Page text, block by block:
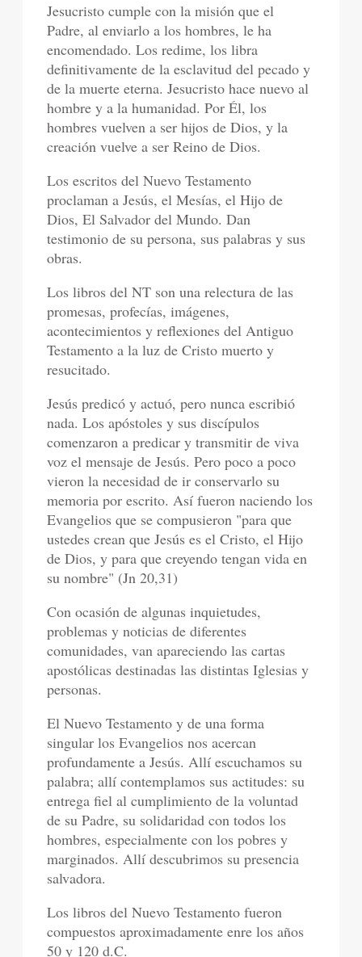
Jesucristo cumple con la misión que el
Padre, al enviarlo a los hombres, le ha
encomendado. Los redime, los libra
definitivamente de la esclavitud del pecado y
de la muerte eterna. Jesucristo hace nuevo al
hombre y a la humanidad. Por Él, los
hombres vuelven a ser hijos de Dios, y la
creación vuelve a ser Reino de Dios.
Los escritos del Nuevo Testamento
proclaman a Jesús, el Mesías, el Hijo de
Dios, El Salvador del Mundo. Dan
testimonio de su persona, sus palabras y sus
obras.
Los libros del NT son una relectura de las
promesas, profecías, imágenes,
acontecimientos y reflexiones del Antiguo
Testamento a la luz de Cristo muerto y
resucitado.
Jesús predicó y actuó, pero nunca escribió
nada. Los apóstoles y sus discípulos
comenzaron a predicar y transmitir de viva
voz el mensaje de Jesús. Pero poco a poco
vieron la necesidad de ir conservarlo su
memoria por escrito. Así fueron naciendo los
Evangelios que se compusieron "para que
ustedes crean que Jesús es el Cristo, el Hijo
de Dios, y para que creyendo tengan vida en
su nombre" (Jn 20,31)
Con ocasión de algunas inquietudes,
problemas y noticias de diferentes
comunidades, van apareciendo las cartas
apostólicas destinadas las distintas Iglesias y
personas.
El Nuevo Testamento y de una forma
singular los Evangelios nos acercan
profundamente a Jesús. Allí escuchamos su
palabra; allí contemplamos sus actitudes: su
entrega fiel al cumplimiento de la voluntad
de su Padre, su solidaridad con todos los
hombres, especialmente con los pobres y
marginados. Allí descubrimos su presencia
salvadora.
Los libros del Nuevo Testamento fueron
compuestos aproximadamente enre los años
50 y 120 d.C.